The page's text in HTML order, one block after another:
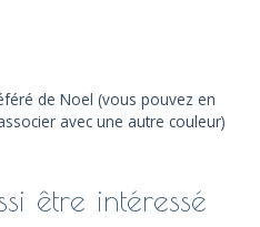
de Noel (vous pouvez en
avec une autre couleur)
être intéressé